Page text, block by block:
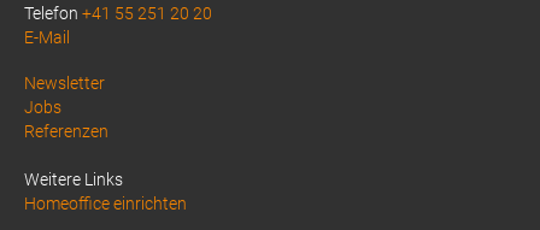
Telefon +41 55 251 20 20
E-Mail
Above
Footer
Newsletter
Jobs
Referenzen
Weitere Links
Homeoffice einrichten